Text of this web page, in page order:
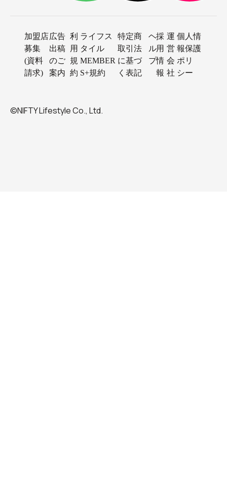
加盟店
募集
(資料
請求)
広告
出稿
のご
案内
利
用
規
約
ライフス
タイル
MEMBER
S+規約
特定商
取引法
に基づ
く表記
ヘ
ル
プ
採
用
情
報
運
営
会
社
個人情
報保護
ポリ
シー
©NIFTY Lifestyle Co., Ltd.